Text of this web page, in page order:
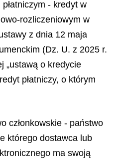
- kredyt w
rozliczeniowym w
z dnia 12 maja
(Dz. U. z 2025 r.
„ustawą o kredycie
płatniczy, o którym
członkowskie - państwo
którego dostawca lub
ma swoją